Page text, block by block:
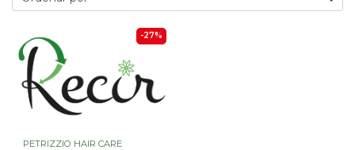
-27%
PETRIZZIO HAIR CARE